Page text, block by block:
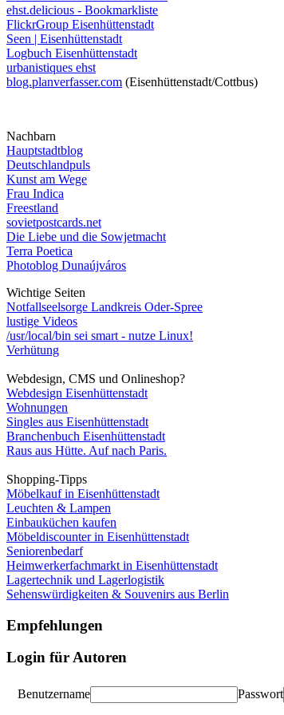
ehst.delicious - Bookmarkliste
FlickrGroup Eisenhüttenstadt
Seen | Eisenhüttenstadt
Logbuch Eisenhüttenstadt
urbanistiques ehst
blog.planverfasser.com (Eisenhüttenstadt/Cottbus)
Nachbarn
Hauptstadtblog
Deutschlandpuls
Kunst am Wege
Frau Indica
Freestland
sovietpostcards.net
Die Liebe und die Sowjetmacht
Terra Poetica
Photoblog Dunaújváros
Wichtige Seiten
Notfallseelsorge Landkreis Oder-Spree
lustige Videos
/usr/local/bin sei smart - nutze Linux!
Verhütung
Webdesign, CMS und Onlineshop?
Webdesign Eisenhüttenstadt
Wohnungen
Singles aus Eisenhüttenstadt
Branchenbuch Eisenhüttenstadt
Raus aus Hütte. Auf nach Paris.
Shopping-Tipps
Möbelkauf in Eisenhüttenstadt
Leuchten & Lampen
Einbauküchen kaufen
Möbeldiscounter in Eisenhüttenstadt
Seniorenbedarf
Heimwerkerfachmarkt in Eisenhüttenstadt
Lagertechnik und Lagerlogistik
Sehenswürdigkeiten & Souvenirs aus Berlin
Empfehlungen
Login für Autoren
Benutzername Passwort